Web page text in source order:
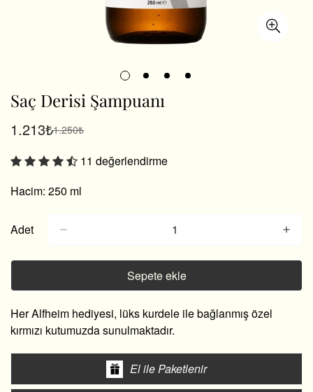
Saç Derisi Şampuanı
Satış
1.213₺
Normal 1.250₺
11 değerlendirme
Hacim: 250 ml
Adet
Sepete ekle
Her Alfheim hediyesi, lüks kurdele ile bağlanmış özel
kırmızı kutumuzda sunulmaktadır.
El ile Paketlenir